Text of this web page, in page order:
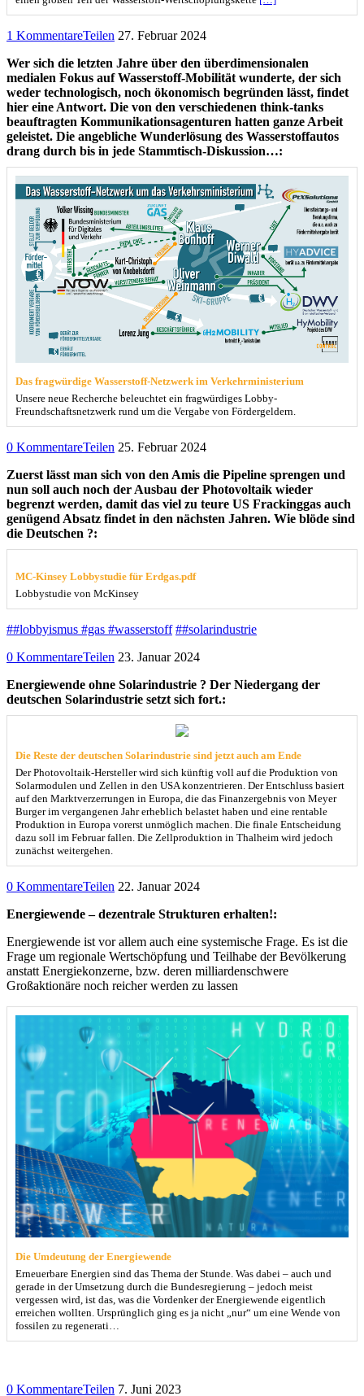
1 KommentareTeilen 27. Februar 2024
Wer sich die letzten Jahre über den überdimensionalen
medialen Fokus auf Wasserstoff-Mobilität wunderte, der sich
weder technologisch, noch ökonomisch begründen lässt, findet
hier eine Antwort. Die von den verschiedenen think-tanks
beauftragten Kommunikationsagenturen hatten ganze Arbeit
geleistet. Die angebliche Wunderlösung des Wasserstoffautos
drang durch bis in jede Stammtisch-Diskussion…:
Das fragwürdige Wasserstoff-Netzwerk im Verkehrministerium
Unsere neue Recherche beleuchtet ein fragwürdiges Lobby-
Freundschaftsnetzwerk rund um die Vergabe von Fördergeldern.
0 KommentareTeilen 25. Februar 2024
Zuerst lässt man sich von den Amis die Pipeline sprengen und
nun soll auch noch der Ausbau der Photovoltaik wieder
begrenzt werden, damit das viel zu teure US Frackinggas auch
genügend Absatz findet in den nächsten Jahren. Wie blöde sind
die Deutschen ?:
MC-Kinsey Lobbystudie für Erdgas.pdf
Lobbystudie von McKinsey
##lobbyismus #gas #wasserstoff ##solarindustrie
0 KommentareTeilen 23. Januar 2024
Energiewende ohne Solarindustrie ? Der Niedergang der
deutschen Solarindustrie setzt sich fort.:
Die Reste der deutschen Solarindustrie sind jetzt auch am Ende
Der Photovoltaik-Hersteller wird sich künftig voll auf die Produktion von
Solarmodulen und Zellen in den USA konzentrieren. Der Entschluss basiert
auf den Marktverzerrungen in Europa, die das Finanzergebnis von Meyer
Burger im vergangenen Jahr erheblich belastet haben und eine rentable
Produktion in Europa vorerst unmöglich machen. Die finale Entscheidung
dazu soll im Februar fallen. Die Zellproduktion in Thalheim wird jedoch
zunächst weitergehen.
0 KommentareTeilen 22. Januar 2024
Energiewende – dezentrale Strukturen erhalten!:
Energiewende ist vor allem auch eine systemische Frage. Es ist die
Frage um regionale Wertschöpfung und Teilhabe der Bevölkerung
anstatt Energiekonzerne, bzw. deren milliardenschwere
Großaktionäre noch reicher werden zu lassen
Die Umdeutung der Energiewende
Erneuerbare Energien sind das Thema der Stunde. Was dabei – auch und
gerade in der Umsetzung durch die Bundesregierung – jedoch meist
vergessen wird, ist das, was die Vordenker der Energiewende eigentlich
erreichen wollten. Ursprünglich ging es ja nicht „nur“ um eine Wende von
fossilen zu regenerati…
0 KommentareTeilen 7. Juni 2023